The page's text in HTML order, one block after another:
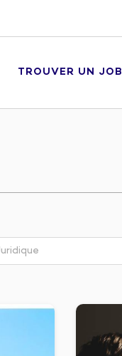
TROUVER UN JOB